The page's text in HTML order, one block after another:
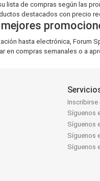
lista de compras según las
destacados con precio
hasta electrónica, Forum
en compras semanales o a
Inscribirse
Síguenos
Síguenos
Síguenos
Síguenos